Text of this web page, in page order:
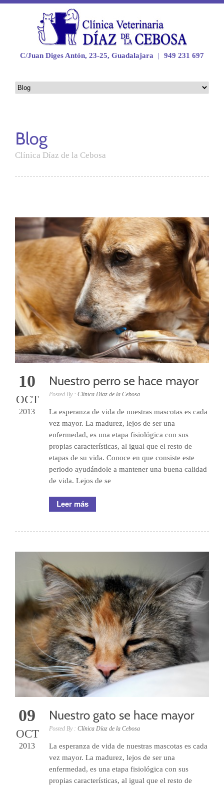
C/Juan Diges Antón, 23-25, Guadalajara | 949 231 697
Clínica Díaz de la Cebosa
10
OCT
2013
Posted By : Clínica Díaz de la Cebosa
La esperanza de vida de nuestras mascotas es cada
vez mayor. La madurez, lejos de ser una
enfermedad, es una etapa fisiológica con sus
propias características, al igual que el resto de
etapas de su vida. Conoce en que consiste este
periodo ayudándole a mantener una buena calidad
de vida. Lejos de se
Leer más
09
OCT
2013
Posted By : Clínica Díaz de la Cebosa
La esperanza de vida de nuestras mascotas es cada
vez mayor. La madurez, lejos de ser una
enfermedad, es una etapa fisiológica con sus
propias características, al igual que el resto de